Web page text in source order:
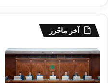
آخر ماحُرر